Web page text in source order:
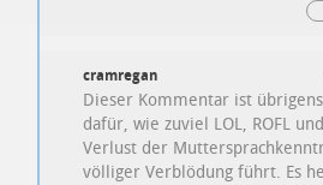
cramregan
Dieser Kommentar ist
dafür, wie zuviel LOL, ROFL
Verlust der
völliger Verblödung führt. Es